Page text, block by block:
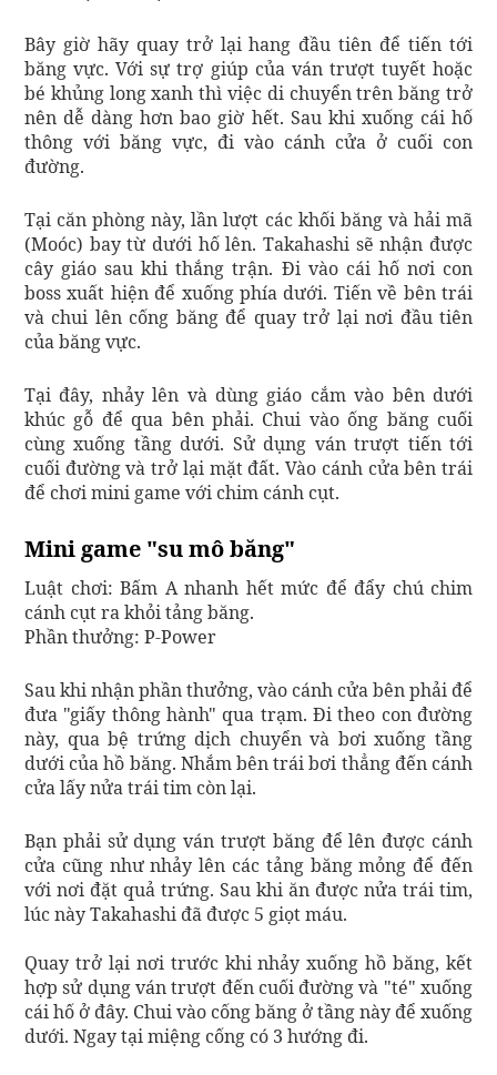
Bây giờ hãy quay trở lại hang đầu tiên để tiến tới
băng vực. Với sự trợ giúp của ván trượt tuyết hoặc
bé khủng long xanh thì việc di chuyển trên băng trở
nên dễ dàng hơn bao giờ hết. Sau khi xuống cái hố
thông với băng vực, đi vào cánh cửa ở cuối con
đường.
Tại căn phòng này, lần lượt các khối băng và hải mã
(Moóc) bay từ dưới hố lên. Takahashi sẽ nhận được
cây giáo sau khi thắng trận. Đi vào cái hố nơi con
boss xuất hiện để xuống phía dưới. Tiến về bên trái
và chui lên cống băng để quay trở lại nơi đầu tiên
của băng vực.
Tại đây, nhảy lên và dùng giáo cắm vào bên dưới
khúc gỗ để qua bên phải. Chui vào ống băng cuối
cùng xuống tầng dưới. Sử dụng ván trượt tiến tới
cuối đường và trở lại mặt đất. Vào cánh cửa bên trái
để chơi mini game với chim cánh cụt.
Mini game "su mô băng"
Luật chơi: Bấm A nhanh hết mức để đẩy chú chim
cánh cụt ra khỏi tảng băng.
Phần thưởng: P-Power
Sau khi nhận phần thưởng, vào cánh cửa bên phải để
đưa "giấy thông hành" qua trạm. Đi theo con đường
này, qua bệ trứng dịch chuyển và bơi xuống tầng
dưới của hồ băng. Nhắm bên trái bơi thẳng đến cánh
cửa lấy nửa trái tim còn lại.
Bạn phải sử dụng ván trượt băng để lên được cánh
cửa cũng như nhảy lên các tảng băng mỏng để đến
với nơi đặt quả trứng. Sau khi ăn được nửa trái tim,
lúc này Takahashi đã được 5 giọt máu.
Quay trở lại nơi trước khi nhảy xuống hồ băng, kết
hợp sử dụng ván trượt đến cuối đường và "té" xuống
cái hố ở đây. Chui vào cống băng ở tầng này để xuống
dưới. Ngay tại miệng cống có 3 hướng đi.